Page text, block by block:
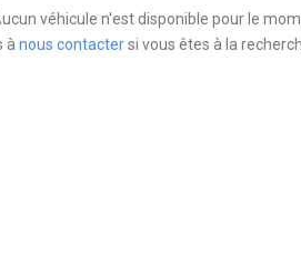
véhicule n'est disponible pour le
à nous contactersi vous êtes à la